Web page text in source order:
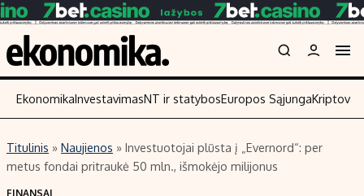
Turinys
Naujienos
Skaitykite
EkonomikaInvestavimasNT ir statybosEuropos Sąjunga
Titulinis » Naujienos » Investuotojai plūsta į „Evernord“: per
metus fondai pritraukė 50 mln., išmokėjo milijonus
FINANSAI